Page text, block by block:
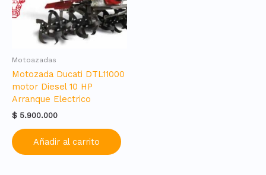
Motoazadas
Motozada Ducati DTL11000
motor Diesel 10 HP
Arranque Electrico
$ 5.900.000
Añadir al carrito